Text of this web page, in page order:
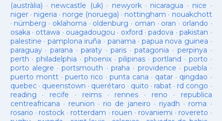
(austràlia) · newcastle (uk) · newyork· nicaragua · nice ·
niger· nigeria · norge (noruega) · nottingham · nouakchott
· nürnberg · oklahoma · oldenburg · oman · oran · orlando ·
osaka · ottawa · ouagadougou · oxford ·padova ·pakistan ·
palestine · pamplona iruña · panama · papua nova guinea ·
paraguay· parana ·paraty · paris·patagonia · perpinya ·
perth ·philadelphia · phoenix·pilipinas ·portland · porto ·
porto alegre ·portsmouth ·praha · providence ·puebla ·
puerto montt· puerto rico ·punta cana · qatar · qingdao ·
quebec· queenstown · querétaro · quito · rabat · rd congo ·
reading · recife · reims· rennes · reno · republica
centreafricana · reunion · rio de janeiro · riyadh · roma ·
rosario · rostock · rotterdam · rouen · rovaniemi · rovereto ·